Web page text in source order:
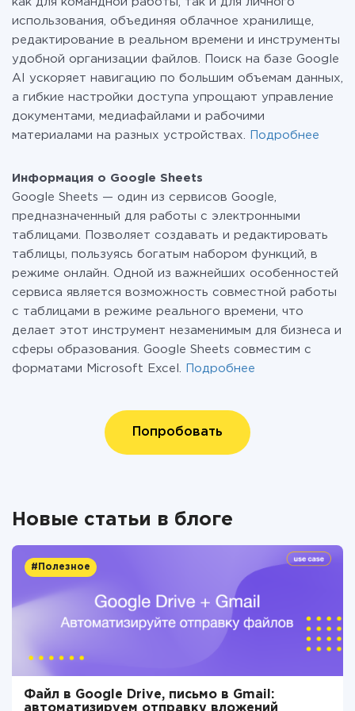
использования, объединяя облачное хранилище,
редактирование в реальном времени и инструменты
удобной организации файлов. Поиск на базе Google
AI ускоряет навигацию по большим объемам данных,
а гибкие настройки доступа упрощают управление
документами, медиафайлами и рабочими
материалами на разных устройствах.
Подробнее
Информация о Google Sheets
Google Sheets — один из сервисов Google,
предназначенный для работы с электронными
таблицами. Позволяет создавать и редактировать
таблицы, пользуясь богатым набором функций, в
режиме онлайн. Одной из важнейших особенностей
сервиса является возможность совместной работы
c таблицами в режиме реального времени, что
делает этот инструмент незаменимым для бизнеса и
сферы образования. Google Sheets совместим с
форматами Microsoft Excel.
Подробнее
Попробовать
Новые статьи в блоге
#Полезное
Файл в Google Drive, письмо в Gmail:
автоматизируем отправку вложений